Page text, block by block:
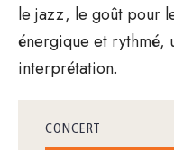
le jazz, le goût pour
énergique et rythmé,
interprétation.
CONCERT